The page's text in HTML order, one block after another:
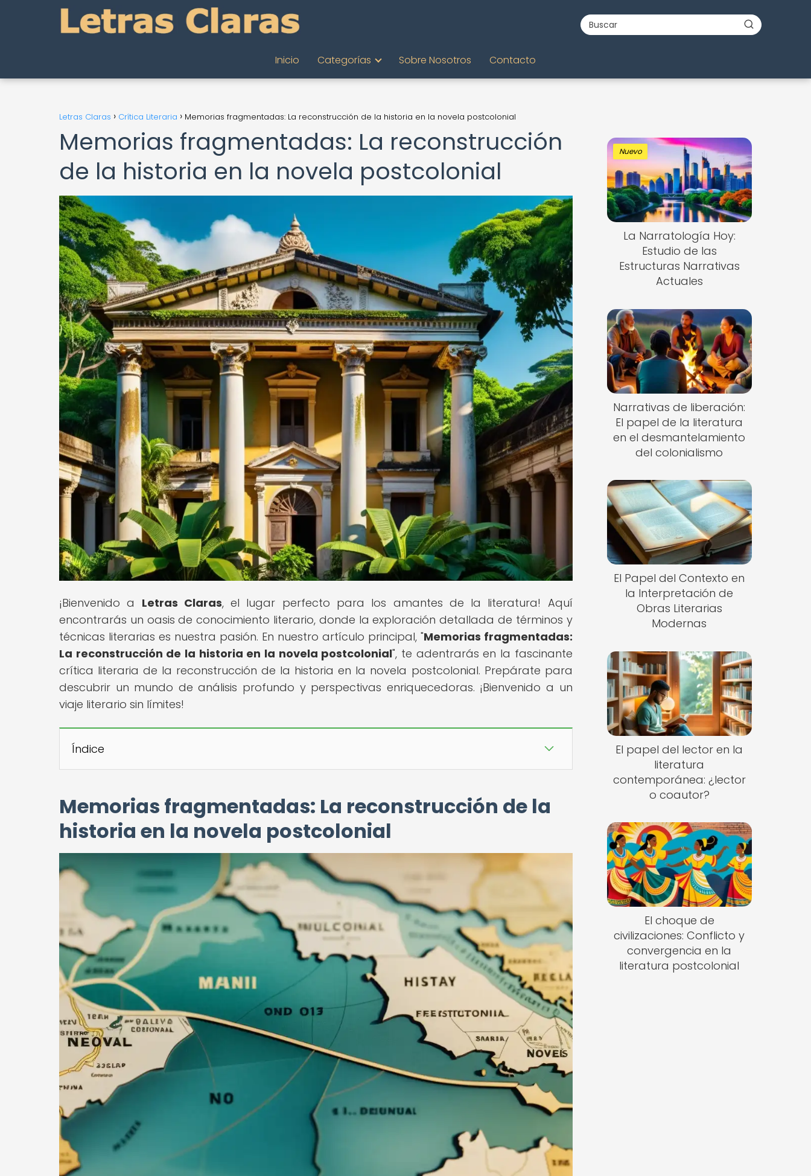
Inicio Categorías Sobre Nosotros Contacto
Letras Claras Crítica Literaria Memorias fragmentadas: La reconstrucción de la historia en la novela postcolonial
Memorias fragmentadas: La reconstrucción
de la historia en la novela postcolonial
¡Bienvenido a Letras Claras, el lugar perfecto para los amantes de la literatura! Aquí
encontrarás un oasis de conocimiento literario, donde la exploración detallada de términos y
técnicas literarias es nuestra pasión. En nuestro artículo principal, "Memorias fragmentadas:
La reconstrucción de la historia en la novela postcolonial", te adentrarás en la fascinante
crítica literaria de la reconstrucción de la historia en la novela postcolonial. Prepárate para
descubrir un mundo de análisis profundo y perspectivas enriquecedoras. ¡Bienvenido a un
viaje literario sin límites!
Índice
Memorias fragmentadas: La reconstrucción de la
historia en la novela postcolonial
Nuevo
La Narratología Hoy:
Estudio de las
Estructuras Narrativas
Actuales
Narrativas de liberación:
El papel de la literatura
en el desmantelamiento
del colonialismo
El Papel del Contexto en
la Interpretación de
Obras Literarias
Modernas
El papel del lector en la
literatura
contemporánea: ¿lector
o coautor?
El choque de
civilizaciones: Conflicto y
convergencia en la
literatura postcolonial